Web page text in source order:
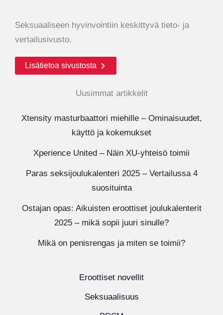
Seksuaaliseen hyvinvointiin keskittyvä tieto- ja
vertailusivusto.
Lisätietoa sivustosta
Uusimmat artikkelit
Xtensity masturbaattori miehille – Ominaisuudet,
käyttö ja kokemukset
Xperience United – Näin XU-yhteisö toimii
Paras seksijoulukalenteri 2025 – Vertailussa 4
suosituinta
Ostajan opas: Aikuisten eroottiset joulukalenterit
2025 – mikä sopii juuri sinulle?
Mikä on penisrengas ja miten se toimii?
Eroottiset novellit
Seksuaalisuus